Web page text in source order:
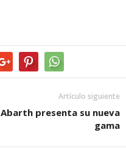
Artículo siguiente
Abarth presenta su nueva
gama